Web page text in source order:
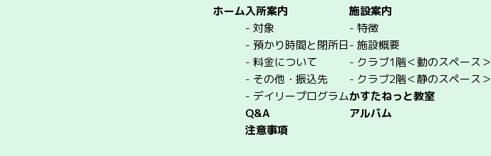
ホーム入所案内
- 対象
- 預かり時間と閉所日
- 料金について
- その他・振込先
- デイリープログラム
Q&A
注意事項
施設案内
- 特徴
- 施設概要
- クラブ1階＜動のスペース＞
- クラブ2階＜静のスペース＞
かすたねっと教室
アルバム